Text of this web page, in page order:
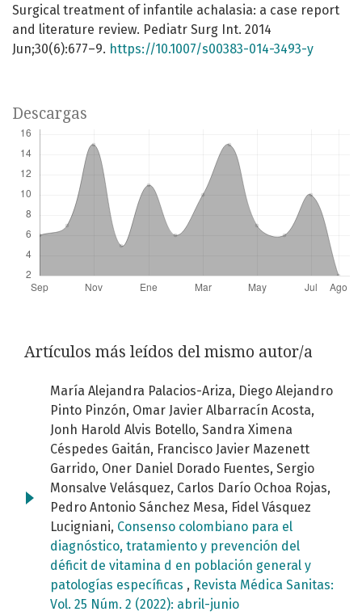
Surgical treatment of infantile achalasia: a case report
and literature review. Pediatr Surg Int. 2014
Jun;30(6):677–9. https://10.1007/s00383-014-3493-y
Descargas
Artículos más leídos del mismo autor/a
María Alejandra Palacios-Ariza, Diego Alejandro
Pinto Pinzón, Omar Javier Albarracín Acosta,
Jonh Harold Alvis Botello, Sandra Ximena
Céspedes Gaitán, Francisco Javier Mazenett
Garrido, Oner Daniel Dorado Fuentes, Sergio
Monsalve Velásquez, Carlos Darío Ochoa Rojas,
Pedro Antonio Sánchez Mesa, Fidel Vásquez
Lucigniani, Consenso colombiano para el
diagnóstico, tratamiento y prevención del
déficit de vitamina d en población general y
patologías específicas , Revista Médica Sanitas:
Vol. 25 Núm. 2 (2022): abril-junio